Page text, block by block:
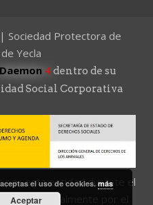
Sociedad Protectora de
Yecla
Daemon 4dentro de su
Social Corporativa
por esta entidad durante el
parcialmente por el
el uso de cookies.más
Aceptar